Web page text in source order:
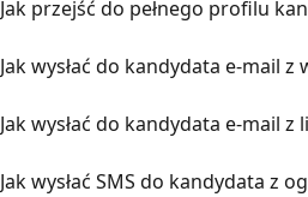
Jak przejść do pełnego profilu
Jak wysłać do kandydata e-mail
Jak wysłać do kandydata e-mail
Jak wysłać SMS do kandydata z